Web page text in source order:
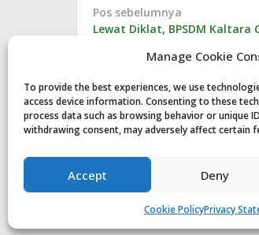
Manage Cookie
To provide the best experiences, we use
access device information. Consenting to these
process data such as browsing behavior or unique
withdrawing consent, may adversely affect certain
Accept Deny
Cookie PolicyPrivacy
Navigasi
pos
Pos sebelumnya
Lewat Diklat, BPSDM Kaltara
Komentar
Tinggalkan Balasan
Anda harus untuk